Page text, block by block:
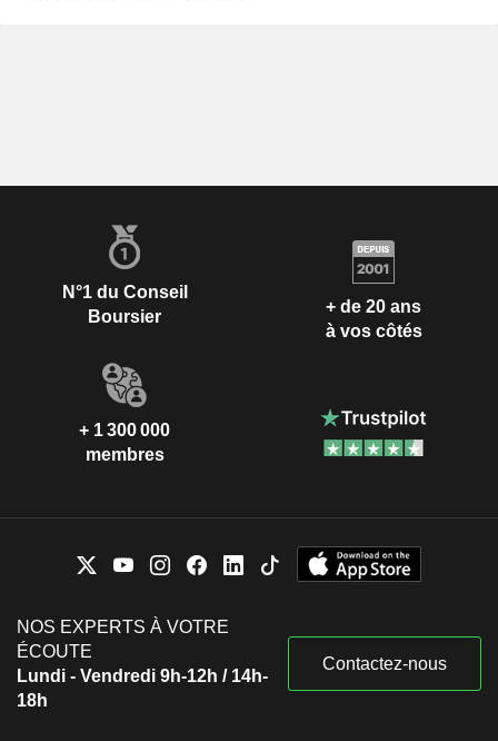
N°1 du Conseil
Boursier
+ de 20 ans
à vos côtés
+ 1 300 000
membres
NOS EXPERTS À VOTRE
ÉCOUTE
Lundi - Vendredi 9h-12h / 14h-
18h
Contactez-nous